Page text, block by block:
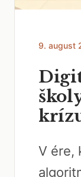
9. august
V ére,